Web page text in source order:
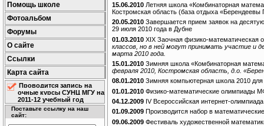
Помощь школе
Фотоальбом
Форумы
О сайте
Ссылки
Карта сайта
Проводится запись на
очные курсы СУНЦ МГУ на
2011-12 учебный год
Поставьте ссылку на наш
сайт:
15.06.2010 Летняя школа «Комбинаторная
Костромская область (база отдыха «Берендеевы
20.05.2010 Завершается прием заявок на
29 июля 2010 года в Дубне
01.03.2010 XIX Заочная физико-
классов, но в ней могут принимать участие и
марта 2010 года.
15.01.2010 Зимняя школа «Комбинаторная
февраля 2010, Костромская область, д.о.
08.01.2010 Зимняя компьютерная школа 2010
01.01.2010 Физико-математические олимпиады
04.12.2009 IV Всероссийская интернет-
01.09.2009 Производится набор в
09.06.2009 Фестиваль художественной